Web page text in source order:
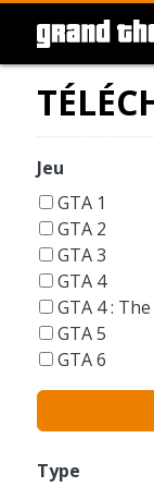
Jeu
GTA 1
GTA 2
GTA 3
GTA 4
GTA 4 :
GTA 5
GTA 6
GTA
GTA
GTA San
GTA Vice City
Type